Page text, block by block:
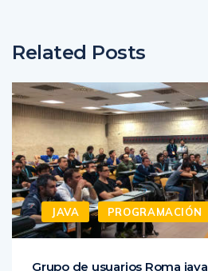
Related Posts
JAVA PROGRAMACIÓN
Grupo de usuarios Roma java